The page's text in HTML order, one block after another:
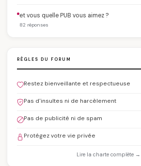
et vous quelle PUB vous aimez ?
82 réponses
RÈGLES DU FORUM
Restez bienveillante et respectueuse
Pas d'insultes ni de harcèlement
Pas de publicité ni de spam
Protégez votre vie privée
Lire la charte complète →